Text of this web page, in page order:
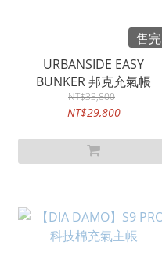
售完
URBANSIDE EASY
BUNKER 邦克充氣帳
NT$33,800
NT$29,800